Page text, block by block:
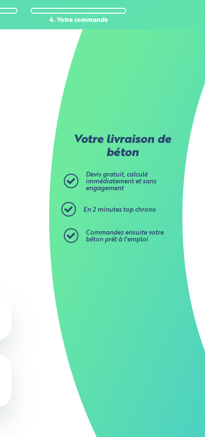
4. Votre commande
Votre livraison de
béton
Devis gratuit, calculé
immédiatement et sans
engagement
En 2 minutes top chrono
Commandez ensuite votre
béton prêt à l'emploi